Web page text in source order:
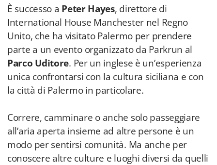
È successo a Peter Hayes, direttore di
International House Manchester nel Regno
Unito, che ha visitato Palermo per prendere
parte a un evento organizzato da Parkrun al
Parco Uditore. Per un inglese è un’esperienza
unica confrontarsi con la cultura siciliana e con
la città di Palermo in particolare.
Correre, camminare o anche solo passeggiare
all’aria aperta insieme ad altre persone è un
modo per sentirsi comunità. Ma anche per
conoscere altre culture e luoghi diversi da quelli